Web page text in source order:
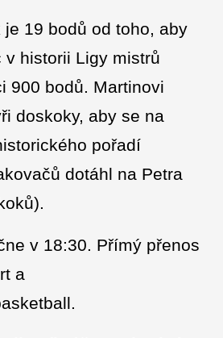
19 bodů od toho, aby
v historii Ligy mistrů
900 bodů. Martinovi
doskoky, aby se na
pořadí
dotáhl na Petra
v 18:30. Přímý přenos
a